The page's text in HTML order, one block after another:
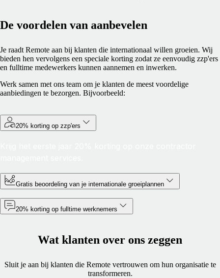
De voordelen van aanbevelen
Je raadt Remote aan bij klanten die internationaal willen groeien. Wij
bieden hen vervolgens een speciale korting zodat ze eenvoudig zzp'ers
en fulltime medewerkers kunnen aannemen en inwerken.
Werk samen met ons team om je klanten de meest voordelige
aanbiedingen te bezorgen. Bijvoorbeeld:
20% korting op zzp'ers
Gratis beoordeling van je internationale groeiplannen
20% korting op fulltime werknemers
Wat klanten over ons zeggen
Sluit je aan bij klanten die Remote vertrouwen om hun organisatie te
transformeren.